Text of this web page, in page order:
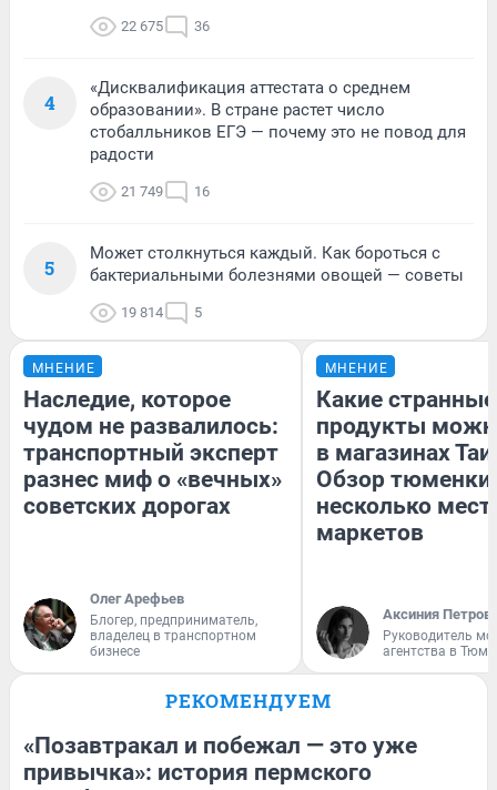
22 675 36
4
«Дисквалификация аттестата о среднем
образовании». В стране растет число
стобалльников ЕГЭ — почему это не повод для
радости
21 749 16
5
Может столкнуться каждый. Как бороться с
бактериальными болезнями овощей — советы
19 814 5
МНЕНИЕ
Наследие, которое
чудом не развалилось:
транспортный эксперт
разнес миф о «вечных»
советских дорогах
Олег Арефьев
Блогер, предприниматель,
владелец в транспортном
бизнесе
МНЕНИЕ
Какие странные
продукты
в магазинах
Обзор тюменки
несколько
маркетов
Аксиния
Руководитель
агентства в
РЕКОМЕНДУЕМ
«Позавтракал и побежал — это уже
привычка»: история пермского